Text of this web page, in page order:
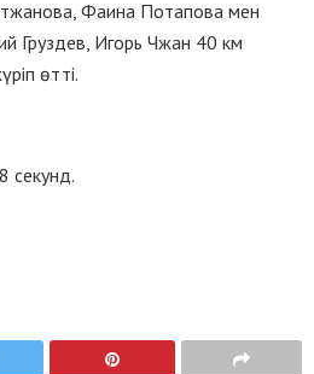
Фаина Потапова мен
Груздев, Игорь Чжан 40 км
өтті.
секунд.